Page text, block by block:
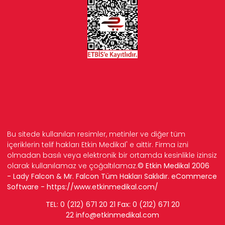
Bu sitede kullanılan resimler, metinler ve diğer tüm
içeriklerin telif hakları Etkin Medikal' e aittir. Firma izni
olmadan basılı veya elektronik bir ortamda kesinlikle izinsiz
olarak kullanılamaz ve çoğaltılamaz.© Etkin Medikal 2006
- Lady Falcon & Mr. Falcon Tüm Hakları Saklıdır. eCommerce
Software - https://www.etkinmedikal.com/
TEL: 0 (212) 671 20 21 Fax: 0 (212) 671 20
22 info@etkinmedikal.com